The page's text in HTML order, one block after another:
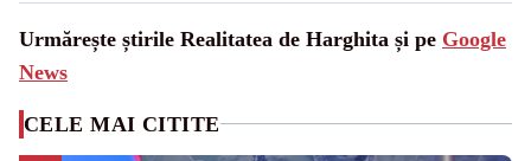
Urmărește știrile Realitatea de Harghita și pe Google
News
CELE MAI CITITE